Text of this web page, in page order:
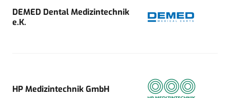
DEMED Dental Medizintechnik
e.K.
HP Medizintechnik GmbH